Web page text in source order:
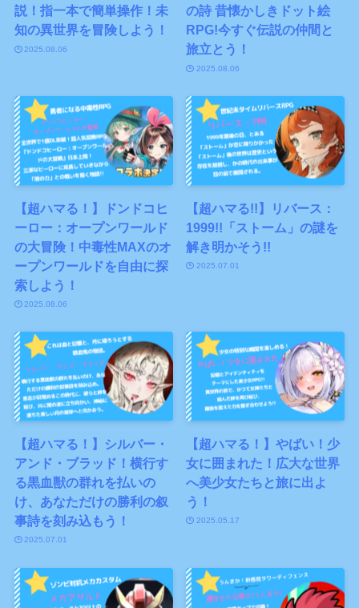
説！指一本で簡単操作！未
知の異世界を冒険しよう！
2025.08.06
の詩 昔懐かしきドット絵
RPG!今すぐ伝説の仲間と
旅立とう！
2025.08.06
【超ハマる！】ドンドコヒ
ーロー：オープンワールド
の大冒険！中毒性MAXのオ
ープンワールドを自由に探
索しよう！
2025.08.06
【超ハマる!!】リバース：
1999!!「ストーム」の謎を
解き明かそう!!
2025.07.01
【超ハマる！】シルバー・
アンド・ブラッド！横行す
る黒血獣の群れを払いの
け、あなただけの勝利の叙
事詩を刻み込もう！
2025.07.01
【超ハマる！】やばい！少
女に囲まれた！広大な世界
へ美少女たちと旅に出よ
う！
2025.05.17